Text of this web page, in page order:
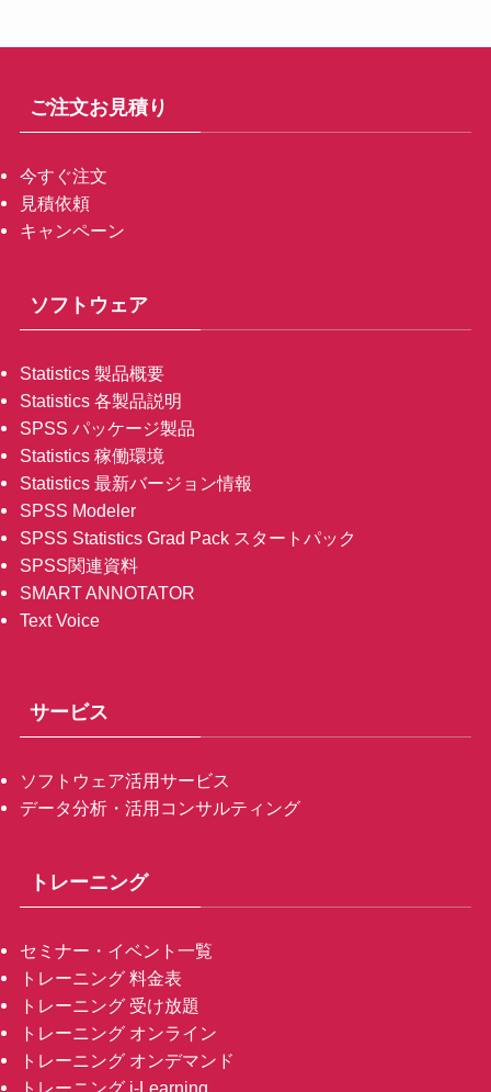
ご注文お見積り
今すぐ注文
見積依頼
キャンペーン
ソフトウェア
Statistics 製品概要
Statistics 各製品説明
SPSS パッケージ製品
Statistics 稼働環境
Statistics 最新バージョン情報
SPSS Modeler
SPSS Statistics Grad Pack スタートパック
SPSS関連資料
SMART ANNOTATOR
Text Voice
サービス
ソフトウェア活用サービス
データ分析・活用コンサルティング
トレーニング
セミナー・イベント一覧
トレーニング 料金表
トレーニング 受け放題
トレーニング オンライン
トレーニング オンデマンド
トレーニング i-Learning